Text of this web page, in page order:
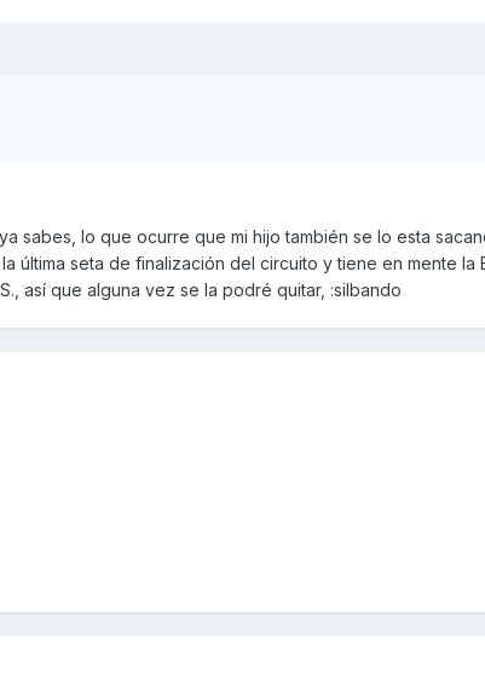
sabes, lo que ocurre que mi hijo también se lo esta
última seta de finalización del circuito y tiene en mente la
así que alguna vez se la podré quitar, :silbando